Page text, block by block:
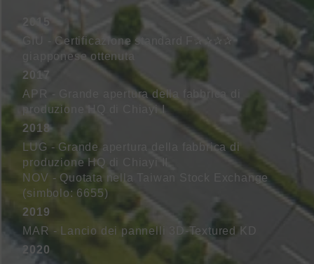
GIU - Certificazione standard F✰✰✰✰
giapponese ottenuta
2017
APR - Grande apertura della fabbrica di
produzione HQ di Chiayi I
2018
LUG - Grande apertura della fabbrica di
produzione HQ di Chiayi II
NOV - Quotata nella Taiwan Stock Exchange
(simbolo: 6655)
2019
MAR - Lancio dei pannelli 3D-Textured KD
2020